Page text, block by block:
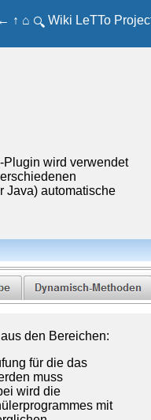
← ↑ ⌂ 🔍 Wiki LeTTo
-Plugin wird verwendet
Java) automatische
den Bereichen:
für die das
muss
wird die
mit